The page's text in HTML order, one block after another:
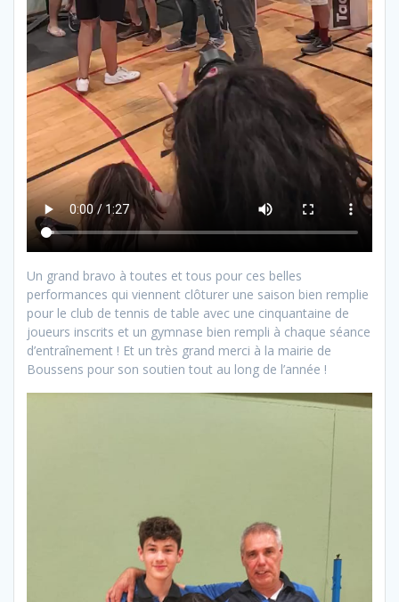
Un grand bravo à toutes et tous pour ces belles
performances qui viennent clôturer une saison bien remplie
pour le club de tennis de table avec une cinquantaine de
joueurs inscrits et un gymnase bien rempli à chaque séance
d’entraînement ! Et un très grand merci à la mairie de
Boussens pour son soutien tout au long de l’année !